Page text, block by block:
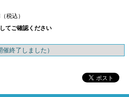
税込）
してご確認ください
催終了しました）